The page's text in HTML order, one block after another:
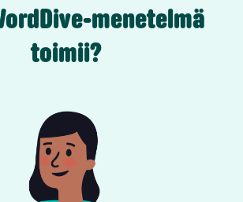
menetelmä
toimii?